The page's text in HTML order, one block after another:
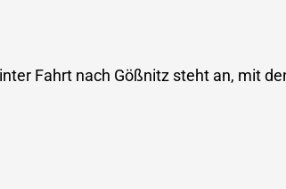
Fahrt nach Gößnitz steht an, mit